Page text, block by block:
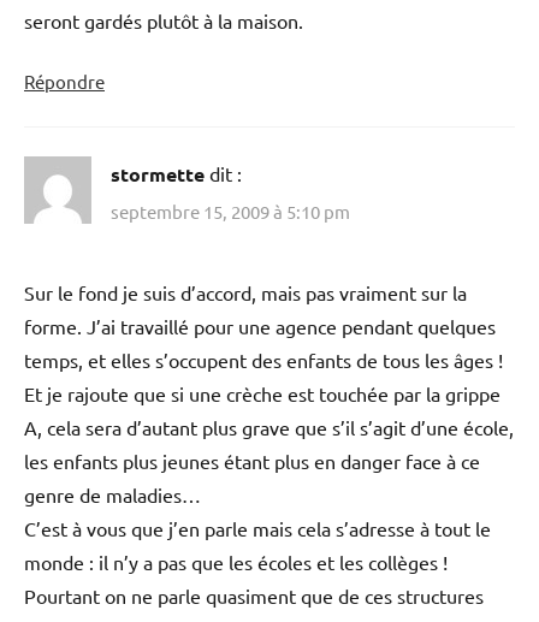
seront gardés plutôt à la maison.
Répondre
stormette dit :
septembre 15, 2009 à 5:10 pm
Sur le fond je suis d’accord, mais pas vraiment sur la
forme. J’ai travaillé pour une agence pendant quelques
temps, et elles s’occupent des enfants de tous les âges !
Et je rajoute que si une crèche est touchée par la grippe
A, cela sera d’autant plus grave que s’il s’agit d’une école,
les enfants plus jeunes étant plus en danger face à ce
genre de maladies…
C’est à vous que j’en parle mais cela s’adresse à tout le
monde : il n’y a pas que les écoles et les collèges !
Pourtant on ne parle quasiment que de ces structures